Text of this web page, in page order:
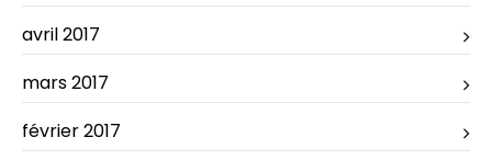
avril 2017
mars 2017
février 2017